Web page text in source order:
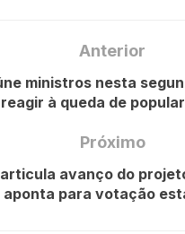
Anterior
ministros nesta
reagir à queda de
Próximo
avanço do
aponta para votação